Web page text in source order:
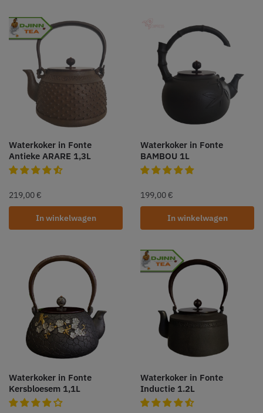
Waterkoker in Fonte
Antieke ARARE 1,3L
219,00 €
In winkelwagen
Waterkoker in Fonte
BAMBOU 1L
199,00 €
In winkelwagen
Waterkoker in Fonte
Kersbloesem 1,1L
Waterkoker in Fonte
Inductie 1.2L